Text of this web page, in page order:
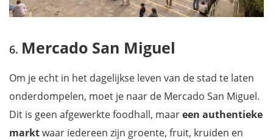
Mercado San Miguel
Om je echt in het dagelijkse leven van de stad te laten
onderdompelen, moet je naar de Mercado San Miguel.
Dit is geen afgewerkte foodhall, maareen authentieke
marktwaar iedereen zijn groente, fruit, kruiden en